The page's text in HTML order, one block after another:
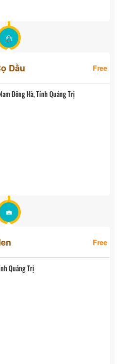
Dầu Free
Đông Hà, Tỉnh Quảng Trị
Free
Quảng Trị